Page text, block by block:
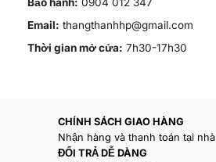
Email: thangthanhhp@gmail.com
Thời gian mở cửa: 7h30-17h30
CHÍNH SÁCH GIAO HÀNG
Nhận hàng và thanh toán tại nhà
ĐỔI TRẢ DỄ DÀNG